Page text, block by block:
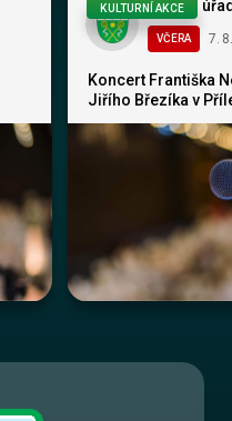
Obecní
VČERA 7. 8
Koncert Františka
Jiřího Březíka v
KULTURNÍ AKCE